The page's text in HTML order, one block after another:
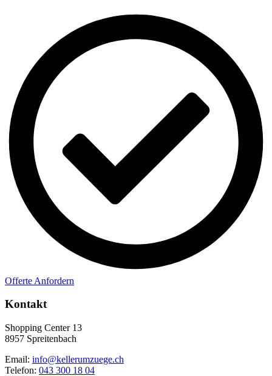
Offerte Anfordern
Kontakt
Shopping Center 13
8957 Spreitenbach
Email: info@kellerumzuege.ch
Telefon: 043 300 18 04